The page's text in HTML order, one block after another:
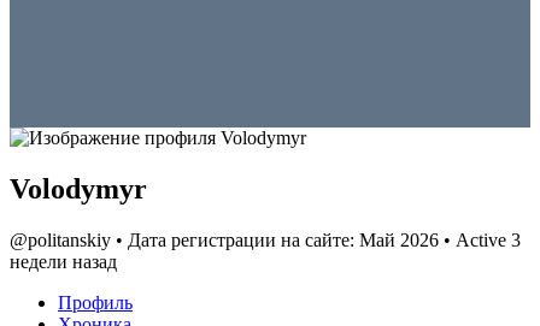
Volodymyr
@politanskiy • Дата регистрации на сайте: Май 2026 • Active 3
недели назад
Профиль